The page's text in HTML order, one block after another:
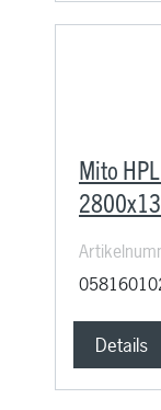
Mito
Details